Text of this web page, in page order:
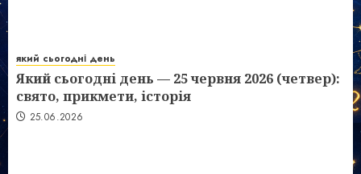
який сьогодні день
Який сьогодні день — 25 червня 2026 (четвер):
свято, прикмети, історія
25.06.2026